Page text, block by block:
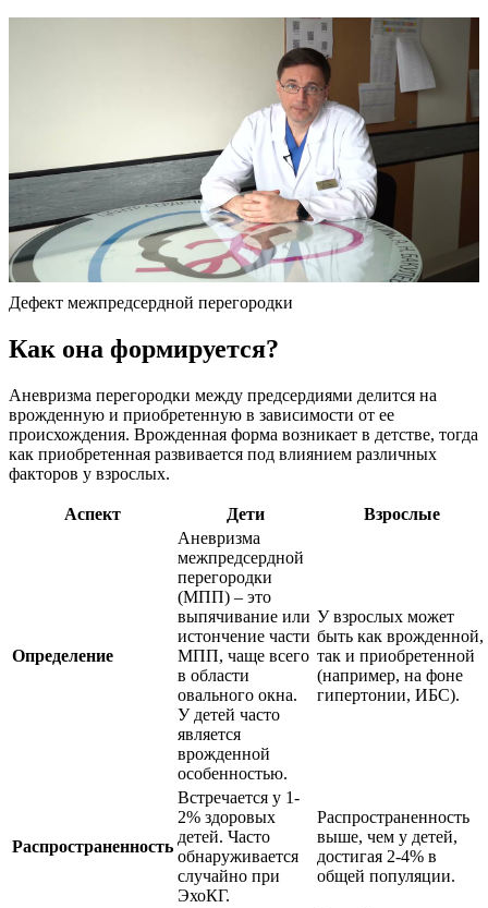
Дефект межпредсердной перегородки
Как она формируется?
Аневризма перегородки между предсердиями делится на
врожденную и приобретенную в зависимости от ее
происхождения. Врожденная форма возникает в детстве, тогда
как приобретенная развивается под влиянием различных
факторов у взрослых.
Аспект Дети Взрослые
Определение
Аневризма
межпредсердной
перегородки
(МПП) – это
выпячивание или
истончение части
МПП, чаще всего
в области
овального окна.
У детей часто
является
врожденной
особенностью.
У взрослых может
быть как врожденной,
так и приобретенной
(например, на фоне
гипертонии, ИБС).
Распространенность
Встречается у 1-
2% здоровых
детей. Часто
обнаруживается
случайно при
ЭхоКГ.
Распространенность
выше, чем у детей,
достигая 2-4% в
общей популяции.